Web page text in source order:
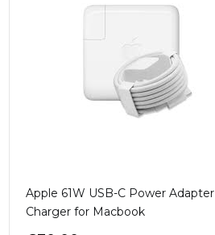
Apple 61W USB-C Power Adapter
Charger for Macbook